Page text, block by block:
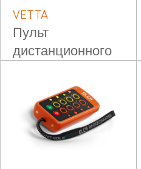
VETTA
Пульт
дистанционного